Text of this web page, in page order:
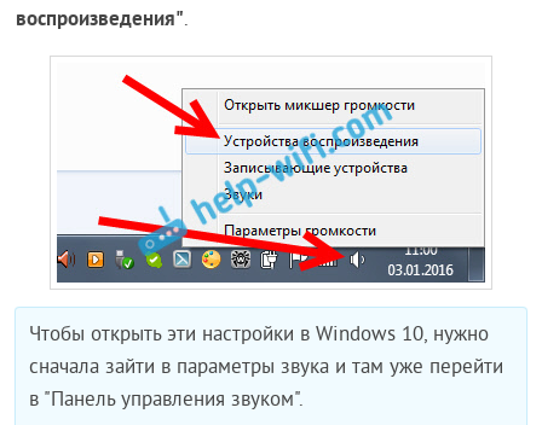
воспроизведения".
Чтобы открыть эти настройки в Windows 10, нужно
сначала зайти в параметры звука и там уже перейти
в "Панель управления звуком".